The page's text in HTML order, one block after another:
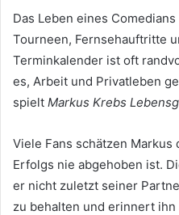
Das Leben eines
Tourneen, Fernsehauftritte
Terminkalender ist oft
es, Arbeit und Privatleben
spielt Markus Krebs
Viele Fans schätzen
Erfolgs nie abgehoben ist.
er nicht zuletzt seiner
zu behalten und erinnert